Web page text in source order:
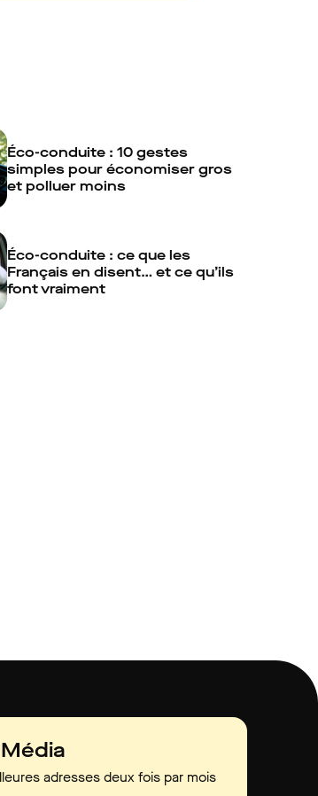
Éco-conduite : 10 gestes
simples pour économiser gros
et polluer moins
Éco-conduite : ce que les
Français en disent… et ce qu’ils
font vraiment
adresses deux fois par mois